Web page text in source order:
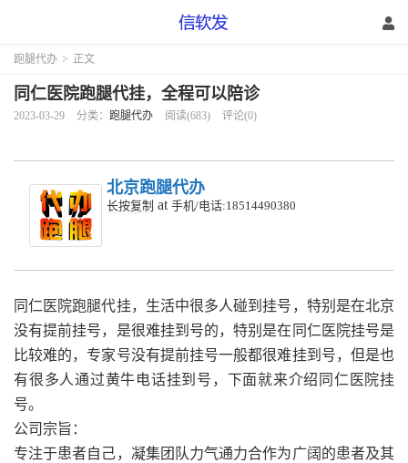
跑腿代办 > 正文
同仁医院跑腿代挂，全程可以陪诊
2023-03-29 分类： 跑腿代办 阅读(683) 评论(0)
北京跑腿代办
长按复制 at 手机/电话:18514490380
同仁医院跑腿代挂，生活中很多人碰到挂号，特别是在北京
没有提前挂号，是很难挂到号的，特别是在同仁医院挂号是
比较难的，专家号没有提前挂号一般都很难挂到号，但是也
有很多人通过黄牛电话挂到号，下面就来介绍同仁医院挂
号。
公司宗旨：
专注于患者自己，凝集团队力气通力合作为广阔的患者及其